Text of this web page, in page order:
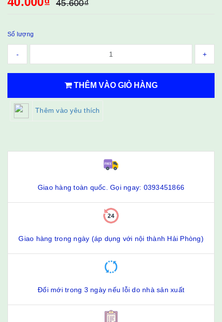
45.600₫
Số lượng
- +
THÊM VÀO GIỎ HÀNG
Thêm vào yêu thích
Giao hàng toàn quốc. Gọi ngay: 0393451866
Giao hàng trong ngày (áp dụng với nội thành Hải Phòng)
Đổi mới trong 3 ngày nếu lỗi do nhà sản xuất